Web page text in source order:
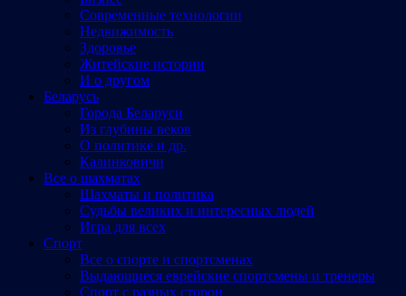
Современные технологии
Недвижимость
Здоровье
Житейские истории
И о другом
Беларусь
Города Беларуси
Из глубины веков
О политике и др.
Калинковичи
Все о шахматах
Шахматы и политика
Судьбы великих и интересных людей
Игра для всех
Спорт
Все о спорте и спортсменах
Выдающиеся еврейские спортсмены и тренеры
Спорт с разных сторон